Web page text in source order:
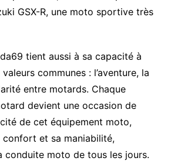
GSX-R, une moto sportive très
tient aussi à sa capacité à
communes : l’aventure, la
entre motards. Chaque
devient une occasion de
de cet équipement moto,
confort et sa maniabilité,
conduite moto de tous les jours.